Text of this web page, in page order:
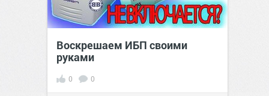
Воскрешаем ИБП своими
руками
0 0